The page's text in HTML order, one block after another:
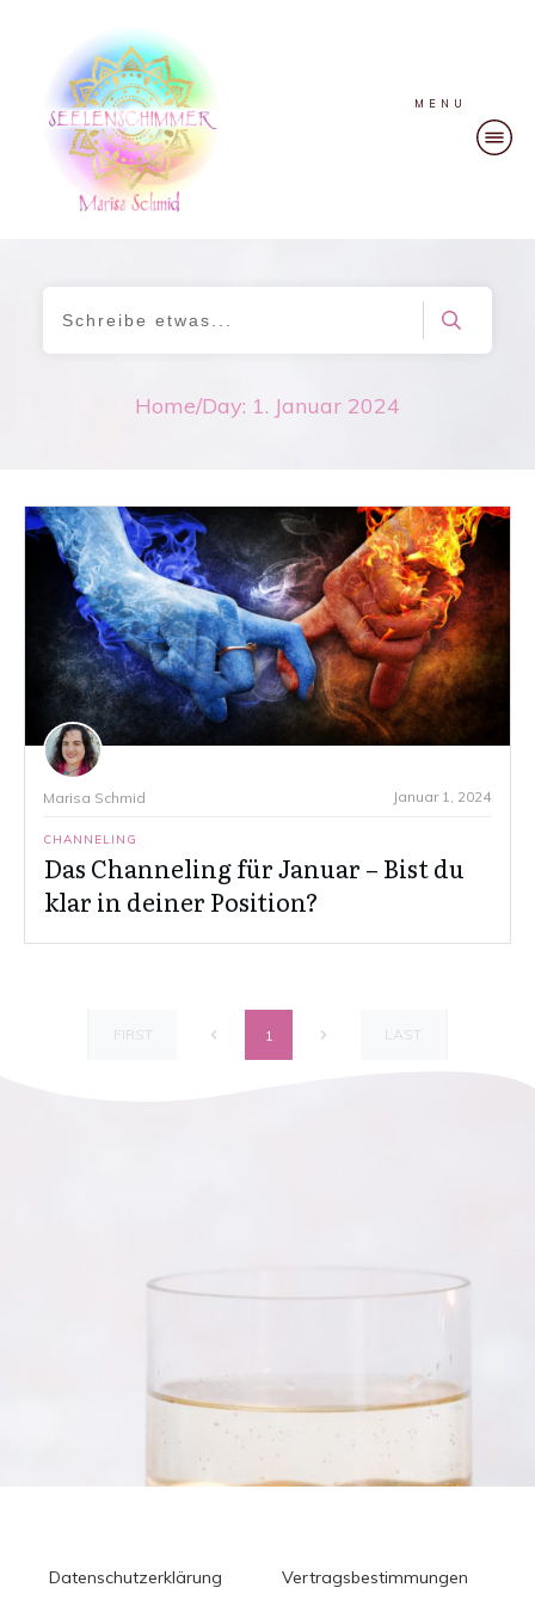
MENU
Home/Day: 1. Januar 2024
Marisa Schmid Januar 1, 2024
CHANNELING
Das Channeling für Januar – Bist du
klar in deiner Position?
FIRST 1 LAST
Datenschutzerklärung
Vertragsbestimmungen